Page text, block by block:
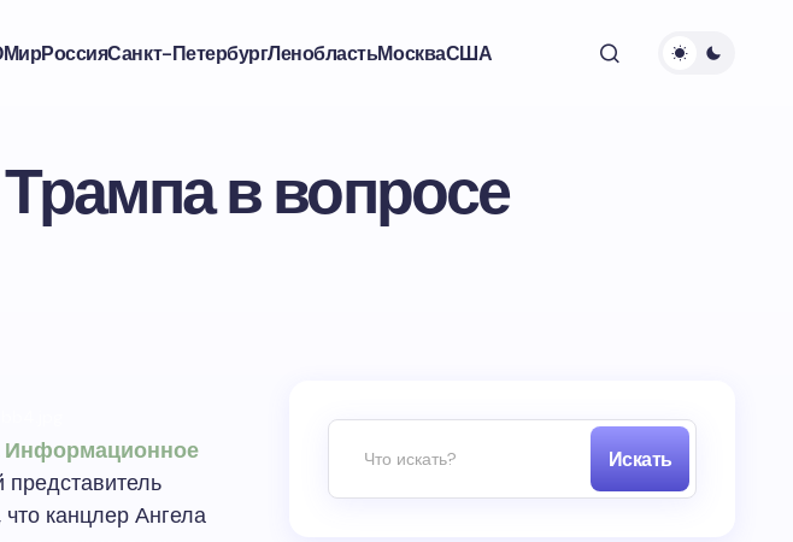
МирРоссияСанкт-ПетербургЛенобластьМоскваСША
в вопросе
Информационное
что канцлер Ангела
Искать